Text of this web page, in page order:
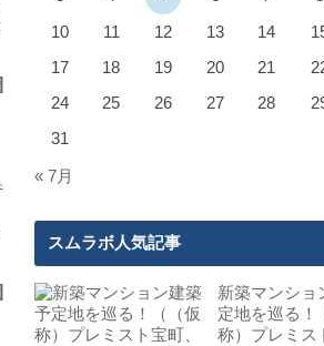
10 11 12 13 14
17
18 19 20 21
24
25 26 27 28
31
« 7月
スムラボ人気記事
新築マンショ
定地を巡る！
称）プレミス